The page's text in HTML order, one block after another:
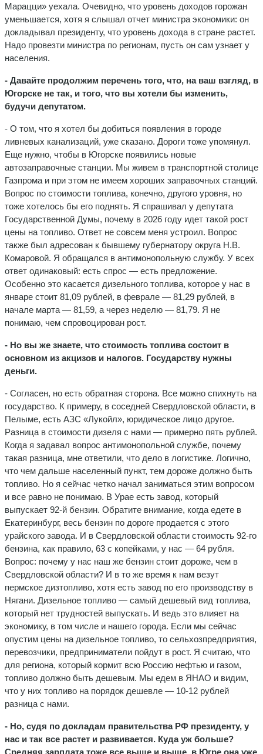
Марацци» уехала. Очевидно, что уровень доходов горожан
уменьшается, хотя я слышал отчет министра экономики: он
докладывал президенту, что уровень дохода в стране растет.
Надо провезти министра по регионам, пусть он сам узнает у
населения.
- Давайте продолжим перечень того, что, на ваш взгляд, в
Югорске не так, и того, что вы хотели бы изменить,
будучи депутатом.
- О том, что я хотел бы добиться появления в городе
ливневых канализаций, уже сказано. Дороги тоже упомянул.
Еще нужно, чтобы в Югорске появились новые
автозаправочные станции. Мы живем в транспортной столице
Газпрома и при этом не имеем хороших заправочных станций.
Вопрос по стоимости топлива, конечно, другого уровня, но
тоже хотелось бы его поднять. Я спрашивал у депутата
Государственной Думы, почему в 2026 году идет такой рост
цены на топливо. Ответ не совсем меня устроил. Вопрос
также был адресован к бывшему губернатору округа Н.В.
Комаровой. Я обращался в антимонопольную службу. У всех
ответ одинаковый: есть спрос — есть предложение.
Особенно это касается дизельного топлива, которое у нас в
январе стоит 81,09 рублей, в феврале — 81,29 рублей, в
начале марта — 81,59, а через неделю — 81,79. Я не
понимаю, чем спровоцирован рост.
- Но вы же знаете, что стоимость топлива состоит в
основном из акцизов и налогов. Государству нужны
деньги.
- Согласен, но есть обратная сторона. Все можно спихнуть на
государство. К примеру, в соседней Свердловской области, в
Пелыме, есть АЗС «Лукойл», юридическое лицо другое.
Разница в стоимости дизеля с нами — примерно пять рублей.
Когда я задавал вопрос антимонопольной службе, почему
такая разница, мне ответили, что дело в логистике. Логично,
что чем дальше населенный пункт, тем дороже должно быть
топливо. Но я сейчас четко начал заниматься этим вопросом
и все равно не понимаю. В Урае есть завод, который
выпускает 92-й бензин. Обратите внимание, когда едете в
Екатеринбург, весь бензин по дороге продается с этого
урайского завода. И в Свердловской области стоимость 92-го
бензина, как правило, 63 с копейками, у нас — 64 рубля.
Вопрос: почему у нас наш же бензин стоит дороже, чем в
Свердловской области? И в то же время к нам везут
пермское дизтопливо, хотя есть завод по его производству в
Нягани. Дизельное топливо — самый дешевый вид топлива,
который нет трудностей выпускать. И ведь это влияет на
экономику, в том числе и нашего города. Если мы сейчас
опустим цены на дизельное топливо, то сельхозпредприятия,
перевозчики, предприниматели пойдут в рост. Я считаю, что
для региона, который кормит всю Россию нефтью и газом,
топливо должно быть дешевым. Мы едем в ЯНАО и видим,
что у них топливо на порядок дешевле — 10-12 рублей
разница с нами.
- Но, судя по докладам правительства РФ президенту, у
нас и так все растет и развивается. Куда уж больше?
Средняя зарплата тоже все выше и выше, в Югре она уже